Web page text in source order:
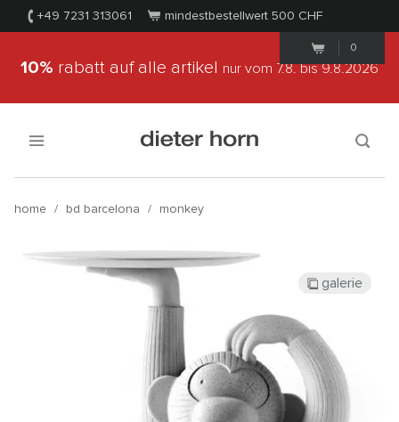
+49 7231 313061 mindestbestellwert 500 CHF
0
10% rabatt auf alle artikel nur vom 7.8.bis 9.8.2026
home / bd barcelona / monkey
galerie